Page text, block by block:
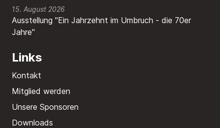
15. August 2026
Ausstellung "Ein Jahrzehnt im Umbruch - die 70er
Jahre"
Links
Kontakt
Mitglied werden
Unsere Sponsoren
Downloads